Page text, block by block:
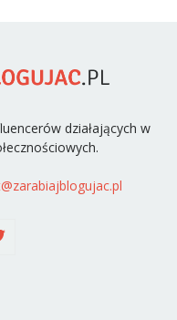
działających w